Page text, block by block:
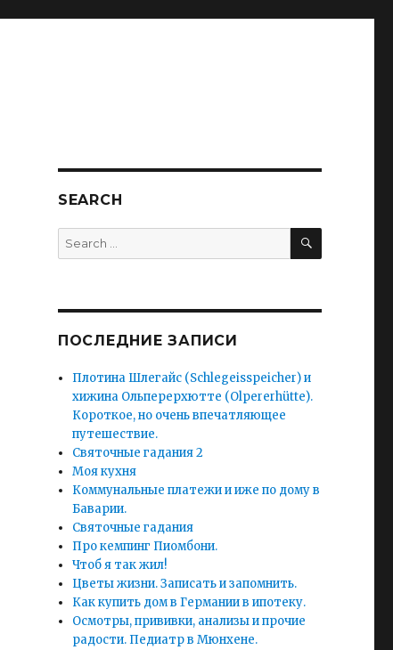
SEARCH
Search
for:
SEARCH
ПОСЛЕДНИЕ ЗАПИСИ
Плотина Шлегайс (Schlegeisspeicher) и
хижина Ольперерхютте (Olpererhütte).
Короткое, но очень впечатляющее
путешествие.
Святочные гадания 2
Моя кухня
Коммунальные платежи и иже по дому в
Баварии.
Святочные гадания
Про кемпинг Пиомбони.
Чтоб я так жил!
Цветы жизни. Записать и запомнить.
Как купить дом в Германии в ипотеку.
Осмотры, прививки, анализы и прочие
радости. Педиатр в Мюнхене.